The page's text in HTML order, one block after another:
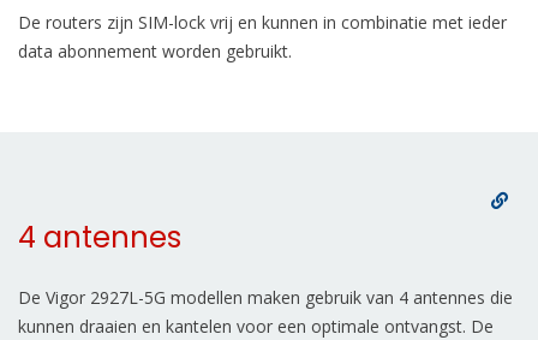
De routers zijn SIM-lock vrij en kunnen in combinatie met ieder
data abonnement worden gebruikt.
4 antennes
De Vigor 2927L-5G modellen maken gebruik van 4 antennes die
kunnen draaien en kantelen voor een optimale ontvangst. De